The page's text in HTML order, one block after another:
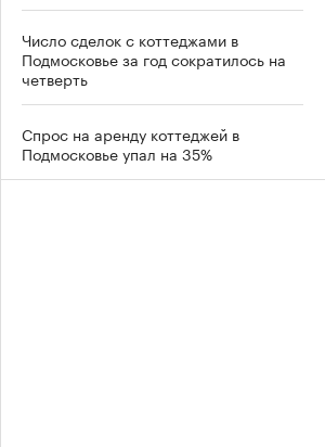
Число сделок с коттеджами в
Подмосковье за год сократилось на
четверть
Спрос на аренду коттеджей в
Подмосковье упал на 35%